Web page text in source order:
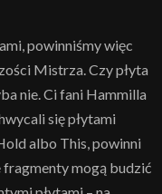
powinniśmy więc
Mistrza. Czy płyta
nie. Ci fani Hammilla
się płytami
albo This, powinni
mogą budzić